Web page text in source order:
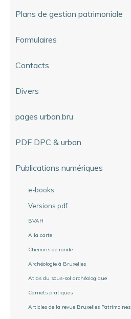
Plans de gestion patrimoniale
Formulaires
Contacts
Divers
pages urban.bru
PDF DPC & urban
Publications numériques
e-books
Versions pdf
BVAH
A la carte
Chemins de ronde
Archéologie à Bruxelles
Atlas du sous-sol archéologique
Carnets pratiques
Articles de la revue Bruxelles Patrimoines